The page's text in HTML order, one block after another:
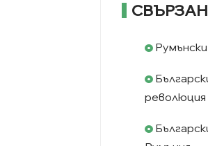
революция